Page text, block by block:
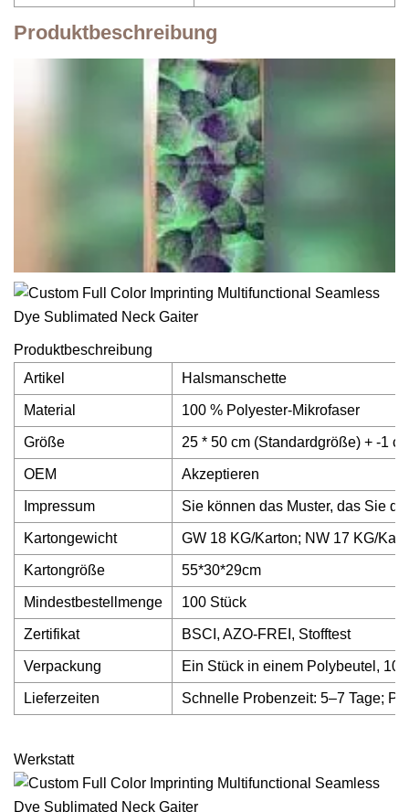
Produktbeschreibung
Produktbeschreibung
Artikel
Halsmanschette
Material 100 % Polyester-Mikrofaser
Größe 25 * 50 cm (Standardgröße) + -1
OEM Akzeptieren
Impressum Sie können das Muster, das Sie
Kartongewicht GW 18 KG/Karton; NW 17 KG/
Kartongröße 55*30*29cm
Mindestbestellmenge 100 Stück
Zertifikat BSCI, AZO-FREI, Stofftest
Verpackung Ein Stück in einem Polybeutel, 10
Lieferzeiten Schnelle Probenzeit: 5–7 Tage;
Werkstatt